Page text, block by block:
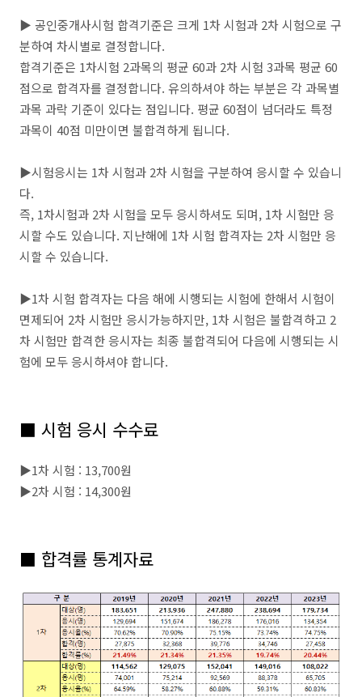
▶ 공인중개사시험 합격기준은 크게 1차 시험과 2차 시험으로 구
분하여 차시별로 결정합니다.
합격기준은 1차시험 2과목의 평균 60과 2차 시험 3과목 평균 60
점으로 합격자를 결정합니다. 유의하셔야 하는 부분은 각 과목별
과목 과락 기준이 있다는 점입니다. 평균 60점이 넘더라도 특정
과목이 40점 미만이면 불합격하게 됩니다.
▶시험응시는 1차 시험과 2차 시험을 구분하여 응시할 수 있습니
다.
즉, 1차시험과 2차 시험을 모두 응시하셔도 되며, 1차 시험만 응
시할 수도 있습니다. 지난해에 1차 시험 합격자는 2차 시험만 응
시할 수 있습니다.
▶1차 시험 합격자는 다음 해에 시행되는 시험에 한해서 시험이
면제되어 2차 시험만 응시가능하지만, 1차 시험은 불합격하고 2
차 시험만 합격한 응시자는 최종 불합격되어 다음에 시행되는 시
험에 모두 응시하셔야 합니다.
■ 시험 응시 수수료
▶1차 시험 : 13,700원
▶2차 시험 : 14,300원
■ 합격률 통계자료